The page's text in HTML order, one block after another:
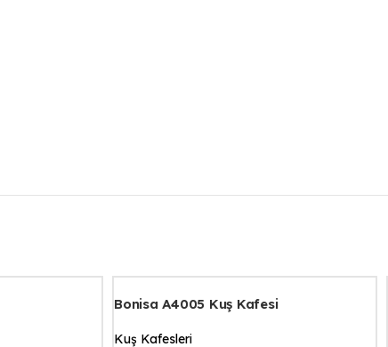
Bonisa A4005 Kuş Kafesi
Kuş Kafesleri